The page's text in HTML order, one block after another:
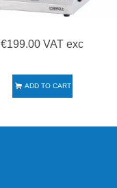
€199.00 VAT exc
ADD TO CART